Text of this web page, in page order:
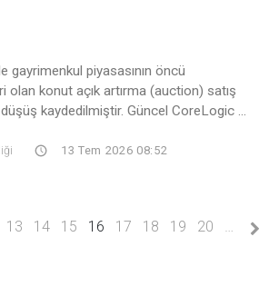
gayrimenkul piyasasının öncü
olan konut açık artırma (auction) satış
kaydedilmiştir. Güncel CoreLogic ...
13 Tem 2026 08:52
13 14 15 16 (current)
17 18 19 20